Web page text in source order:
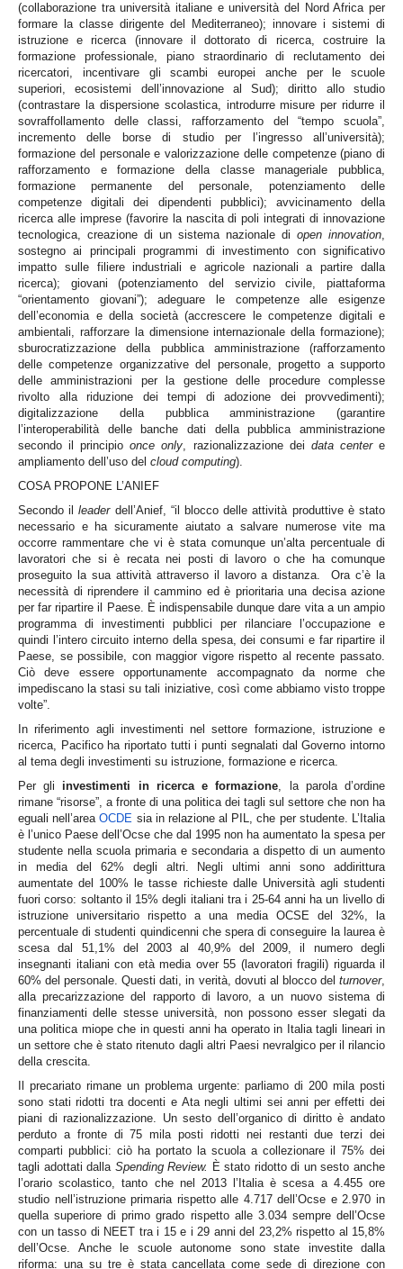
(collaborazione tra università italiane e università del Nord Africa per
formare la classe dirigente del Mediterraneo); innovare i sistemi di
istruzione e ricerca (innovare il dottorato di ricerca, costruire la
formazione professionale, piano straordinario di reclutamento dei
ricercatori, incentivare gli scambi europei anche per le scuole
superiori, ecosistemi dell’innovazione al Sud); diritto allo studio
(contrastare la dispersione scolastica, introdurre misure per ridurre il
sovraffollamento delle classi, rafforzamento del “tempo scuola”,
incremento delle borse di studio per l’ingresso all’università);
formazione del personale e valorizzazione delle competenze (piano di
rafforzamento e formazione della classe manageriale pubblica,
formazione permanente del personale, potenziamento delle
competenze digitali dei dipendenti pubblici); avvicinamento della
ricerca alle imprese (favorire la nascita di poli integrati di innovazione
tecnologica, creazione di un sistema nazionale di open innovation,
sostegno ai principali programmi di investimento con significativo
impatto sulle filiere industriali e agricole nazionali a partire dalla
ricerca); giovani (potenziamento del servizio civile, piattaforma
“orientamento giovani”); adeguare le competenze alle esigenze
dell’economia e della società (accrescere le competenze digitali e
ambientali, rafforzare la dimensione internazionale della formazione);
sburocratizzazione della pubblica amministrazione (rafforzamento
delle competenze organizzative del personale, progetto a supporto
delle amministrazioni per la gestione delle procedure complesse
rivolto alla riduzione dei tempi di adozione dei provvedimenti);
digitalizzazione della pubblica amministrazione (garantire
l’interoperabilità delle banche dati della pubblica amministrazione
secondo il principioonce only, razionalizzazione dei data centere
ampliamento dell’uso del cloud computing).
COSA PROPONE L’ANIEF
Secondo illeaderdell’Anief, “il blocco delle attività produttive è stato
necessario e ha sicuramente aiutato a salvare numerose vite ma
occorre rammentare che vi è stata comunque un’alta percentuale di
lavoratori che si è recata nei posti di lavoro o che ha comunque
proseguito la sua attività attraverso il lavoro a distanza. Ora c’è la
necessità di riprendere il cammino ed è prioritaria una decisa azione
per far ripartire il Paese. È indispensabile dunque dare vita a un ampio
programma di investimenti pubblici per rilanciare l’occupazione e
quindi l’intero circuito interno della spesa, dei consumi e far ripartire il
Paese, se possibile, con maggior vigore rispetto al recente passato.
Ciò deve essere opportunamente accompagnato da norme che
impediscano la stasi su tali iniziative, così come abbiamo visto troppe
volte”.
In riferimento agli investimenti nel settore formazione, istruzione e
ricerca, Pacifico ha riportato tutti i punti segnalati dal Governo intorno
al tema degli investimenti su istruzione, formazione e ricerca.
Per gli investimenti in ricerca e formazione, la parola d’ordine
rimane “risorse”, a fronte di una politica dei tagli sul settore che non ha
eguali nell’areaOCDE sia in relazione al PIL, che per studente. L’Italia
è l’unico Paese dell’Ocse che dal 1995 non ha aumentato la spesa per
studente nella scuola primaria e secondaria a dispetto di un aumento
in media del 62% degli altri. Negli ultimi anni sono addirittura
aumentate del 100% le tasse richieste dalle Università agli studenti
fuori corso: soltanto il 15% degli italiani tra i 25-64 anni ha un livello di
istruzione universitario rispetto a una media OCSE del 32%, la
percentuale di studenti quindicenni che spera di conseguire la laurea è
scesa dal 51,1% del 2003 al 40,9% del 2009, il numero degli
insegnanti italiani con età media over 55 (lavoratori fragili) riguarda il
60% del personale. Questi dati, in verità, dovuti al blocco del turnover,
alla precarizzazione del rapporto di lavoro, a un nuovo sistema di
finanziamenti delle stesse università, non possono esser slegati da
una politica miope che in questi anni ha operato in Italia tagli lineari in
un settore che è stato ritenuto dagli altri Paesi nevralgico per il rilancio
della crescita.
Il precariato rimane un problema urgente: parliamo di 200 mila posti
sono stati ridotti tra docenti e Ata negli ultimi sei anni per effetti dei
piani di razionalizzazione. Un sesto dell’organico di diritto è andato
perduto a fronte di 75 mila posti ridotti nei restanti due terzi dei
comparti pubblici: ciò ha portato la scuola a collezionare il 75% dei
tagli adottati dalla Spending Review. È stato ridotto di un sesto anche
l’orario scolastico, tanto che nel 2013 l’Italia è scesa a 4.455 ore
studio nell’istruzione primaria rispetto alle 4.717 dell’Ocse e 2.970 in
quella superiore di primo grado rispetto alle 3.034 sempre dell’Ocse
con un tasso di NEET tra i 15 e i 29 anni del 23,2% rispetto al 15,8%
dell’Ocse. Anche le scuole autonome sono state investite dalla
riforma: una su tre è stata cancellata come sede di direzione con